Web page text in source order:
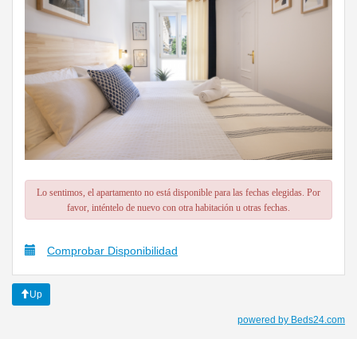
Lo sentimos, el apartamento no está disponible para las fechas elegidas. Por
favor, inténtelo de nuevo con otra habitación u otras fechas.
Comprobar Disponibilidad
Up
powered by Beds24.com